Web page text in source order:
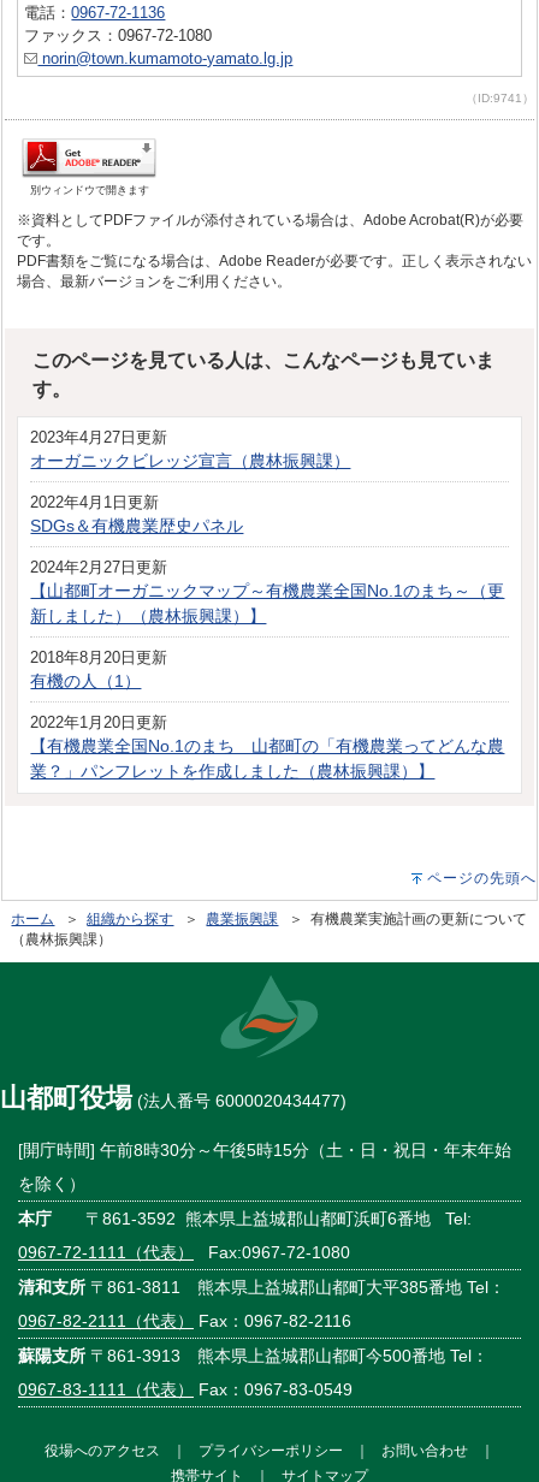
電話：0967-72-1136
ファックス：0967-72-1080
norin@town.kumamoto-yamato.lg.jp
（ID:9741）
別ウィンドウで開きます
※資料としてPDFファイルが添付されている場合は、Adobe Acrobat(R)が必要
です。
PDF書類をご覧になる場合は、Adobe Readerが必要です。正しく表示されない
場合、最新バージョンをご利用ください。
このページを見ている人は、こんなページも見ていま
す。
2023年4月27日更新
オーガニックビレッジ宣言（農林振興課）
2022年4月1日更新
SDGs＆有機農業歴史パネル
2024年2月27日更新
【山都町オーガニックマップ～有機農業全国No.1のまち～（更
新しました）（農林振興課）】
2018年8月20日更新
有機の人（1）
2022年1月20日更新
【有機農業全国No.1のまち 山都町の「有機農業ってどんな農
業？」パンフレットを作成しました（農林振興課）】
ページの先頭へ
ホーム ＞組織から探す ＞ 農業振興課
＞ 有機農業実施計画の更新について
（農林振興課）
山都町役場(法人番号 6000020434477)
[開庁時間] 午前8時30分～午後5時15分（土・日・祝日・年末年始
を除く）
本庁 〒861-3592 熊本県上益城郡山都町浜町6番地 Tel:
0967-72-1111（代表）
Fax:0967-72-1080
清和支所 〒861-3811 熊本県上益城郡山都町大平385番地 Tel：
0967-82-2111（代表）
Fax：0967-82-2116
蘇陽支所 〒861-3913 熊本県上益城郡山都町今500番地 Tel：
0967-83-1111（代表）
Fax：0967-83-0549
役場へのアクセス ｜ プライバシーポリシー ｜ お問い合わせ
｜
携帯サイト
｜ サイトマップ